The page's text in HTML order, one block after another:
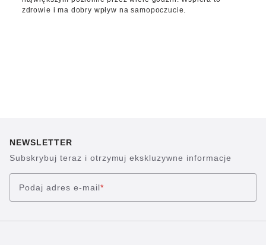
zdrowie i ma dobry wpływ na samopoczucie.
NEWSLETTER
Subskrybuj teraz i otrzymuj ekskluzywne informacje
Podaj adres e-mail*